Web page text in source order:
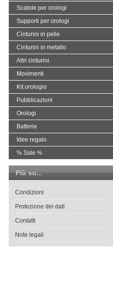
Scatole per orologi
Supporti per orologi
Cinturini in pelle
Cinturini in metallo
Altri cinturini
Movimenti
Kit orologio
Pubblicazioni
Orologi
Batterie
Idee regalo
% Sale %
Più su...
Condizioni
Protezione dei dati
Contatti
Note legali